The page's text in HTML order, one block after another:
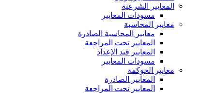
المعايير الشرعية
مسودات المعايير
معايير المحاسبة
معايير المحاسبة الصادرة
المعايير تحت المراجعة
المعايير قيد الإعداد
مسودات المعايير
معايير الحوكمة
المعايير الصادرة
المعايير تحت المراجعة